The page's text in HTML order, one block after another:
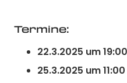
Termine:
22.3.2025 um
25.3.2025 um